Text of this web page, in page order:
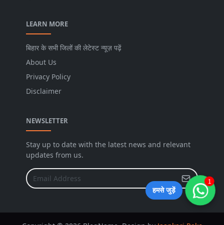
LEARN MORE
बिहार के सभी जिलों की लेटेस्ट न्यूज़ पढ़ें
About Us
Privacy Policy
Disclaimer
NEWSLETTER
Stay up to date with the latest news and relevant
updates from us.
हमसे जुड़ें
1